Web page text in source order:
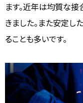
ます。近年は均質な
きました。また安定
ることも多いです。